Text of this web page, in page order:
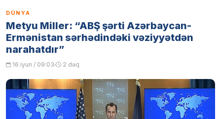
DÜNYA
Metyu Miller: “ABŞ şərti Azərbaycan-
Ermənistan sərhədindəki vəziyyətdən
narahatdır”
16 iyun / 09:03 2 dəq